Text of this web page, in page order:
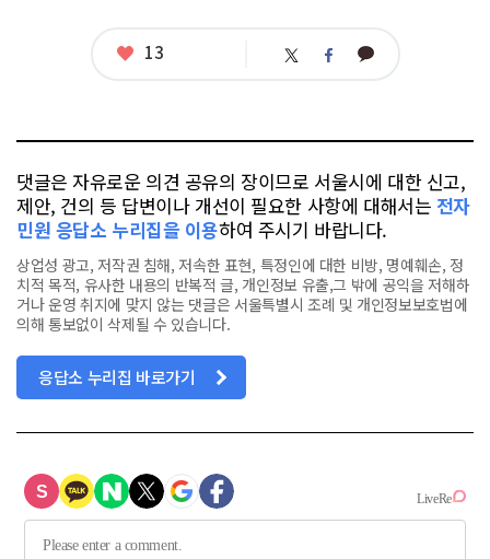
좋
13 트 페 카
댓글은 자유로운 의견 공유의 장이므로 서울시에 대한 신고,
제안, 건의 등 답변이나 개선이 필요한 사항에 대해서는 전자
민원 응답소 누리집을 이용하여 주시기 바랍니다.
상업성 광고, 저작권 침해, 저속한 표현, 특정인에 대한 비방, 명예훼손, 정
치적 목적, 유사한 내용의 반복적 글, 개인정보 유출,그 밖에 공익을 저해하
거나 운영 취지에 맞지 않는 댓글은 서울특별시 조례 및 개인정보보호법에
의해 통보없이 삭제될 수 있습니다.
응답소 누리집 바로가기